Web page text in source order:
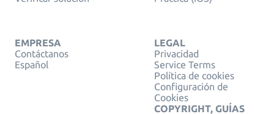
EMPRESA
Contáctanos
Español
LEGAL
Privacidad
Service Terms
Política de cookies
Configuración de
Cookies
COPYRIGHT, GUÍAS